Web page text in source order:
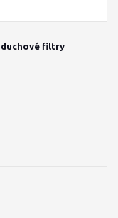
filtry